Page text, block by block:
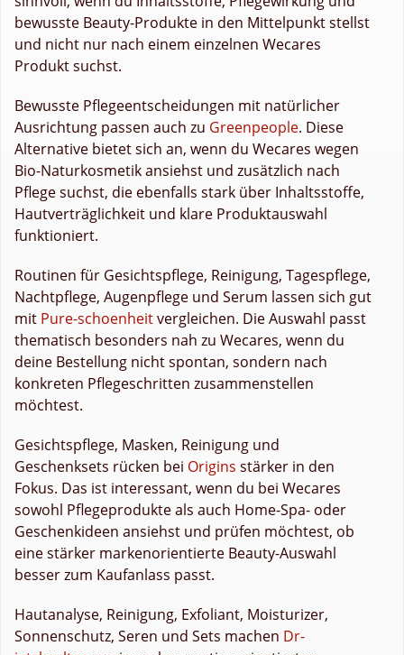
bewusste Beauty-Produkte in den Mittelpunkt stellst
und nicht nur nach einem einzelnen Wecares
Produkt suchst.
Bewusste Pflegeentscheidungen mit natürlicher
Ausrichtung passen auch zu Greenpeople. Diese
Alternative bietet sich an, wenn du Wecares wegen
Bio-Naturkosmetik ansiehst und zusätzlich nach
Pflege suchst, die ebenfalls stark über Inhaltsstoffe,
Hautverträglichkeit und klare Produktauswahl
funktioniert.
Routinen für Gesichtspflege, Reinigung, Tagespflege,
Nachtpflege, Augenpflege und Serum lassen sich gut
mit Pure-schoenheitvergleichen. Die Auswahl passt
thematisch besonders nah zu Wecares, wenn du
deine Bestellung nicht spontan, sondern nach
konkreten Pflegeschritten zusammenstellen
möchtest.
Gesichtspflege, Masken, Reinigung und
Geschenksets rücken bei Origins stärker in den
Fokus. Das ist interessant, wenn du bei Wecares
sowohl Pflegeprodukte als auch Home-Spa- oder
Geschenkideen ansiehst und prüfen möchtest, ob
eine stärker markenorientierte Beauty-Auswahl
besser zum Kaufanlass passt.
Hautanalyse, Reinigung, Exfoliant, Moisturizer,
Sonnenschutz, Seren und Sets machen Dr-